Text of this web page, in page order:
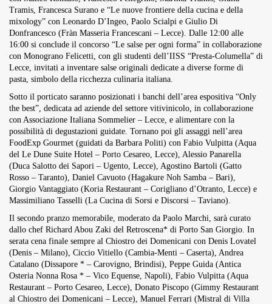
Tramis, Francesca Surano e “Le nuove frontiere della cucina e della
mixology” con Leonardo D’Ingeo, Paolo Scialpi e Giulio Di
Donfrancesco (Fràn Masseria Francescani – Lecce). Dalle 12:00 alle
16:00 si conclude il concorso “Le salse per ogni forma” in collaborazione
con Monograno Felicetti, con gli studenti dell’IISS “Presta-Columella” di
Lecce, invitati a inventare salse originali dedicate a diverse forme di
pasta, simbolo della ricchezza culinaria italiana.
Sotto il porticato saranno posizionati i banchi dell’area espositiva “Only
the best”, dedicata ad aziende del settore vitivinicolo, in collaborazione
con Associazione Italiana Sommelier – Lecce, e alimentare con la
possibilità di degustazioni guidate. Tornano poi gli assaggi nell’area
FoodExp Gourmet (guidati da Barbara Politi) con Fabio Vulpitta (Aqua
del Le Dune Suite Hotel – Porto Cesareo, Lecce), Alessio Panarella
(Duca Salotto dei Sapori – Ugento, Lecce), Agostino Bartoli (Gatto
Rosso – Taranto), Daniel Cavuoto (Hagakure Noh Samba – Bari),
Giorgio Vantaggiato (Koria Restaurant – Corigliano d’Otranto, Lecce) e
Massimiliano Tasselli (La Cucina di Sorsi e Discorsi – Taviano).
Il secondo pranzo memorabile, moderato da Paolo Marchi, sarà curato
dallo chef Richard Abou Zaki del Retroscena* di Porto San Giorgio. In
serata cena finale sempre al Chiostro dei Domenicani con Denis Lovatel
(Denis – Milano), Ciccio Vitiello (Cambia-Menti – Caserta), Andrea
Catalano (Dissapore * – Carovigno, Brindisi), Peppe Guida (Antica
Osteria Nonna Rosa * – Vico Equense, Napoli), Fabio Vulpitta (Aqua
Restaurant – Porto Cesareo, Lecce), Donato Piscopo (Gimmy Restaurant
al Chiostro dei Domenicani – Lecce), Manuel Ferrari (Mistral di Villa